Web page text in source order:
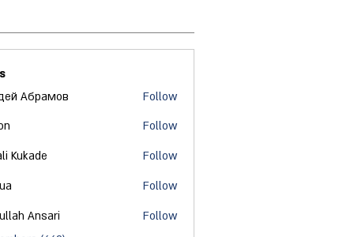
Абрамов
Follow
Follow
Kukade
Follow
Follow
Ansari
Follow